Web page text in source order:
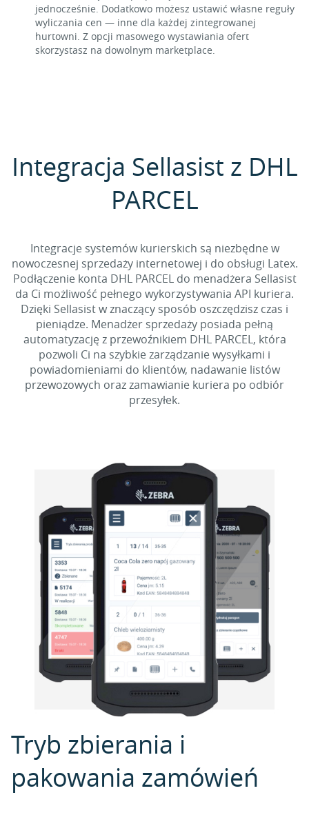
jednocześnie. Dodatkowo możesz ustawić własne reguły
wyliczania cen — inne dla każdej zintegrowanej
hurtowni. Z opcji masowego wystawiania ofert
skorzystasz na dowolnym marketplace.
Integracja Sellasist z DHL
PARCEL
Integracje systemów kurierskich są niezbędne w
nowoczesnej sprzedaży internetowej i do obsługi Latex.
Podłączenie konta DHL PARCEL do menadżera Sellasist
da Ci możliwość pełnego wykorzystywania API kuriera.
Dzięki Sellasist w znaczący sposób oszczędzisz czas i
pieniądze. Menadżer sprzedaży posiada pełną
automatyzację z przewoźnikiem DHL PARCEL, która
pozwoli Ci na szybkie zarządzanie wysyłkami i
powiadomieniami do klientów, nadawanie listów
przewozowych oraz zamawianie kuriera po odbiór
przesyłek.
Tryb zbierania i
pakowania zamówień